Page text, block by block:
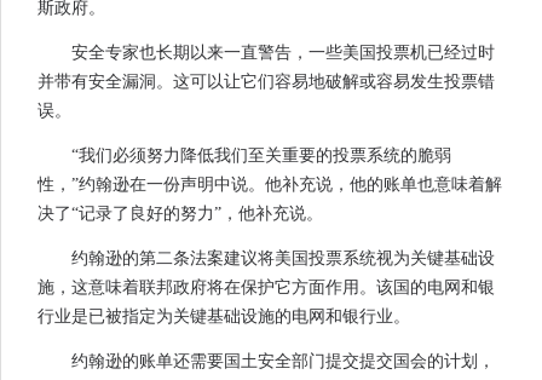
斯政府。
安全专家也长期以来一直警告，一些美国投票机已经过时
并带有安全漏洞。这可以让它们容易地破解或容易发生投票错
误。
“我们必须努力降低我们至关重要的投票系统的脆弱
性，”约翰逊在一份声明中说。他补充说，他的账单也意味着解
决了“记录了良好的努力”，他补充说。
约翰逊的第二条法案建议将美国投票系统视为关键基础设
施，这意味着联邦政府将在保护它方面作用。该国的电网和银
行业是已被指定为关键基础设施的电网和银行业。
约翰逊的账单还需要国土安全部门提交提交国会的计划，